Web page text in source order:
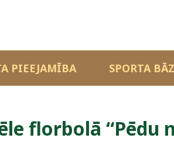
PIEEJAMĪBA SPORTA
florbolā “Pēdu